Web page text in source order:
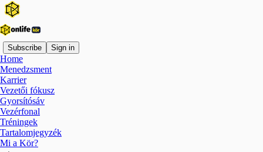
Subscribe Sign in
Home
Menedzsment
Karrier
Vezetői fókusz
Gyorsítósáv
Vezérfonal
Tréningek
Tartalomjegyzék
Mi a Kör?
Vezetői playlistek | Válaszd ki a saját
tracked